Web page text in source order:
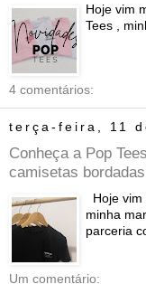
Hoje vim
Tees ,
4 comentários:
terça-feira, 11
Conheça a Pop
camisetas
Hoje vim
minha
parceria
Um comentário: